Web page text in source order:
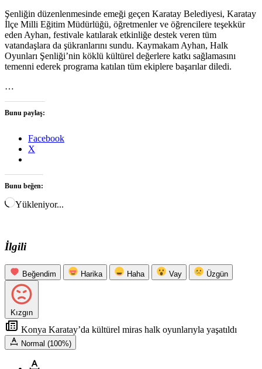
Şenliğin düzenlenmesinde emeği geçen Karatay Belediyesi, Karatay
İlçe Milli Eğitim Müdürlüğü, öğretmenler ve öğrencilere teşekkür
eden Ayhan, festivale katılarak etkinliğe destek veren tüm
vatandaşlara da şükranlarını sundu. Kaymakam Ayhan, Halk
Oyunları Şenliği’nin köklü kültürel değerlere katkı sağlamasını
temenni ederek programa katılan tüm ekiplere başarılar diledi.
…
Bunu paylaş:
Facebook
X
Bunu beğen:
Yükleniyor...
İlgili
Beğendim Harika Haha Vay Üzgün
Kızgın
Konya Karatay’da kültürel miras halk oyunlarıyla yaşatıldı
Normal (100%)